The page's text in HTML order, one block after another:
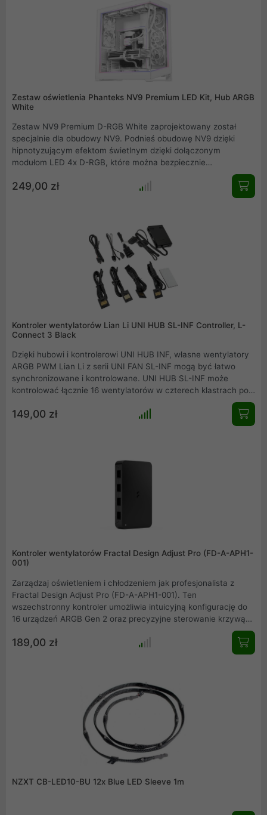
Zestaw oświetlenia Phanteks NV9 Premium LED Kit, Hub ARGB
White
Zestaw NV9 Premium D-RGB White zaprojektowany został
specjalnie dla obudowy NV9. Podnieś obudowę NV9 dzięki
hipnotyzującym efektom świetlnym dzięki dołączonym
modułom LED 4x D-RGB, które można bezpiecznie
zamontować na zewnętrznej ramie NV9. Bez problemu połącz
się z kontrolerem obudowy NV9 D-RGB lub rozszerz
oświetlenie za pomocą dodatkowego koncentratora zasilania
249,00 zł
Kontroler wentylatorów Lian Li UNI HUB SL-INF Controller, L-
Connect 3 Black
Dzięki hubowi i kontrolerowi UNI HUB INF, własne wentylatory
ARGB PWM Lian Li z serii UNI FAN SL-INF mogą być łatwo
synchronizowane i kontrolowane. UNI HUB SL-INF może
kontrolować łącznie 16 wentylatorów w czterech klastrach po
wystarczające opcje rozbudowy.
149,00 zł
Kontroler wentylatorów Fractal Design Adjust Pro (FD-A-APH1-
001)
Zarządzaj oświetleniem i chłodzeniem jak profesjonalista z
Fractal Design Adjust Pro (FD-A-APH1-001). Ten
wszechstronny kontroler umożliwia intuicyjną konfigurację do
16 urządzeń ARGB Gen 2 oraz precyzyjne sterowanie krzywą
internetową. Ciesz się dynamicznymi efektami świetlnymi i
zoptymalizowanym przepływem powietrza, z ustawieniami
189,00 zł
NZXT CB-LED10-BU 12x Blue LED Sleeve 1m